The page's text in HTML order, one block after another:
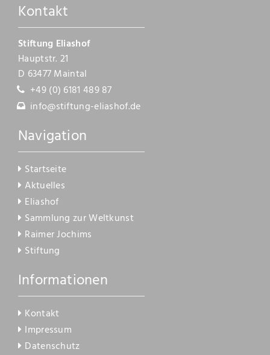
Vita
Stiftung
Kontakt
Kontakt
Stiftung Eliashof
Hauptstr. 21
D 63477 Maintal
+49 (0) 6181 489 87
info@stiftung-eliashof.de
Navigation
Startseite
Aktuelles
Eliashof
Sammlung zur Weltkunst
Raimer Jochims
Stiftung
Informationen
Kontakt
Impressum
Datenschutz